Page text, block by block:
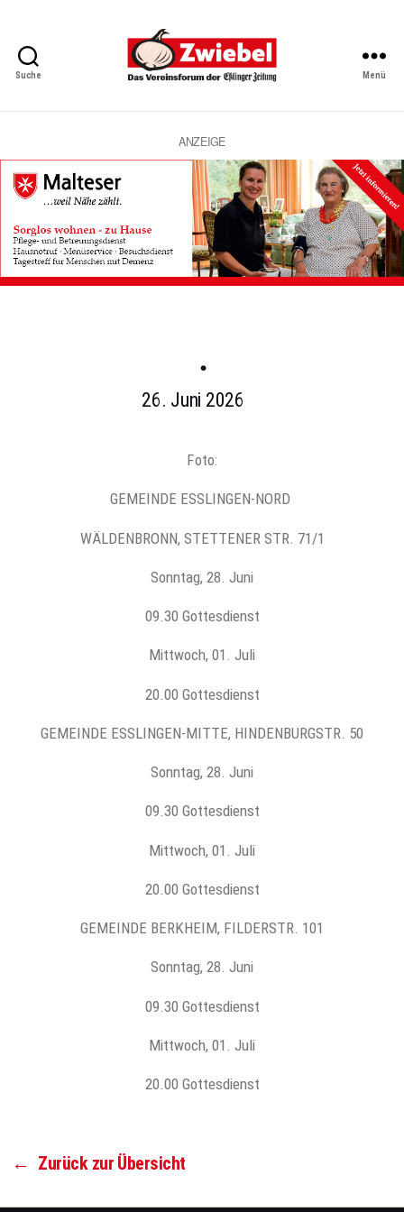
Suche
Vereinsforum
Eßlinger
Zeitung
Menü
ANZEIGE
.
26. Juni 2026
Foto:
GEMEINDE ESSLINGEN-NORD
WÄLDENBRONN, STETTENER STR. 71/1
Sonntag, 28. Juni
09.30 Gottesdienst
Mittwoch, 01. Juli
20.00 Gottesdienst
GEMEINDE ESSLINGEN-MITTE, HINDENBURGSTR. 50
Sonntag, 28. Juni
09.30 Gottesdienst
Mittwoch, 01. Juli
20.00 Gottesdienst
GEMEINDE BERKHEIM, FILDERSTR. 101
Sonntag, 28. Juni
09.30 Gottesdienst
Mittwoch, 01. Juli
20.00 Gottesdienst
← Zurück zur Übersicht